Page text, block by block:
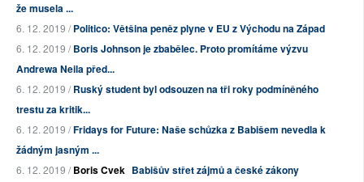
že musela ...
6. 12. 2019 /Politico: Většina peněz plyne v EU z Východu na Západ
6. 12. 2019 /Boris Johnson je zbabělec. Proto promítáme výzvu
Andrewa Neila před...
6. 12. 2019 /Ruský student byl odsouzen na tři roky podmíněného
trestu za kritik...
6. 12. 2019 /Fridays for Future: Naše schůzka z Babišem nevedla k
žádným jasným ...
6. 12. 2019 /Boris Cvek Babišův střet zájmů a české zákony